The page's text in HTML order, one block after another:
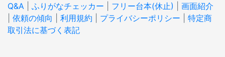
Q&A ふりがなチェッカー フリー台本(休止)
画面紹介
依頼の傾向 利用規約 プライバシーポリシー
特定商
取引法に基づく表記